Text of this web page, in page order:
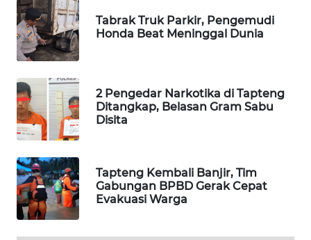
Tabrak Truk Parkir, Pengemudi
Honda Beat Meninggal Dunia
2 Pengedar Narkotika di Tapteng
Ditangkap, Belasan Gram Sabu
Disita
Tapteng Kembali Banjir, Tim
Gabungan BPBD Gerak Cepat
Evakuasi Warga
MKLI
LPKKI
LKKI
KOPEKLIN
PORTAL
KONSUMEN
FORWAMKI